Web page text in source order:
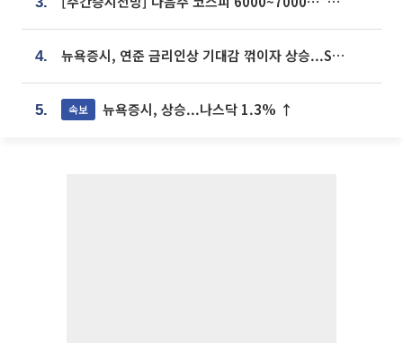
4. 뉴욕증시, 연준 금리인상 기대감 꺾이자 상승...S&P500 사상 최고치 [종합]
5. 속보 뉴욕증시, 상승...나스닥 1.3% ↑